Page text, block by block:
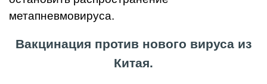
метапневмовируса.
Вакцинация против нового вируса из
Китая.